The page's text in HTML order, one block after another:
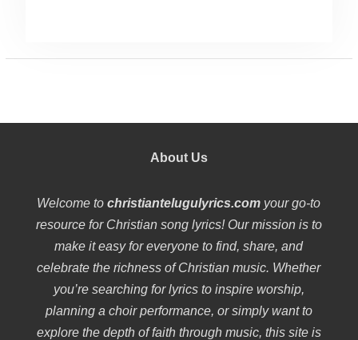
About Us
Welcome tochristiantelugulyrics.com your go-to
resource for Christian song lyrics! Our mission is to
make it easy for everyone to find, share, and
celebrate the richness of Christian music. Whether
you’re searching for lyrics to inspire worship,
planning a choir performance, or simply want to
explore the depth of faith through music, this site is